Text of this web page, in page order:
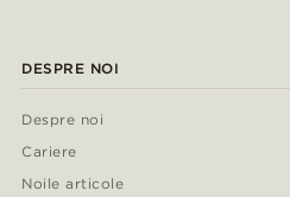
DESPRE NOI
Despre noi
Cariere
Noile articole